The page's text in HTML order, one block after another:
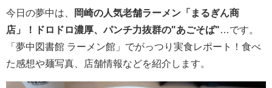
今日の夢中は、
岡崎の人気老舗ラーメン「まるぎん商
店」！ドロドロ濃厚、パンチ力抜群の"あごそば"…です。
「夢中図書館 ラーメン館」でがっつり実食レポート！食べ
た感想や麺写真、店舗情報などを紹介します。